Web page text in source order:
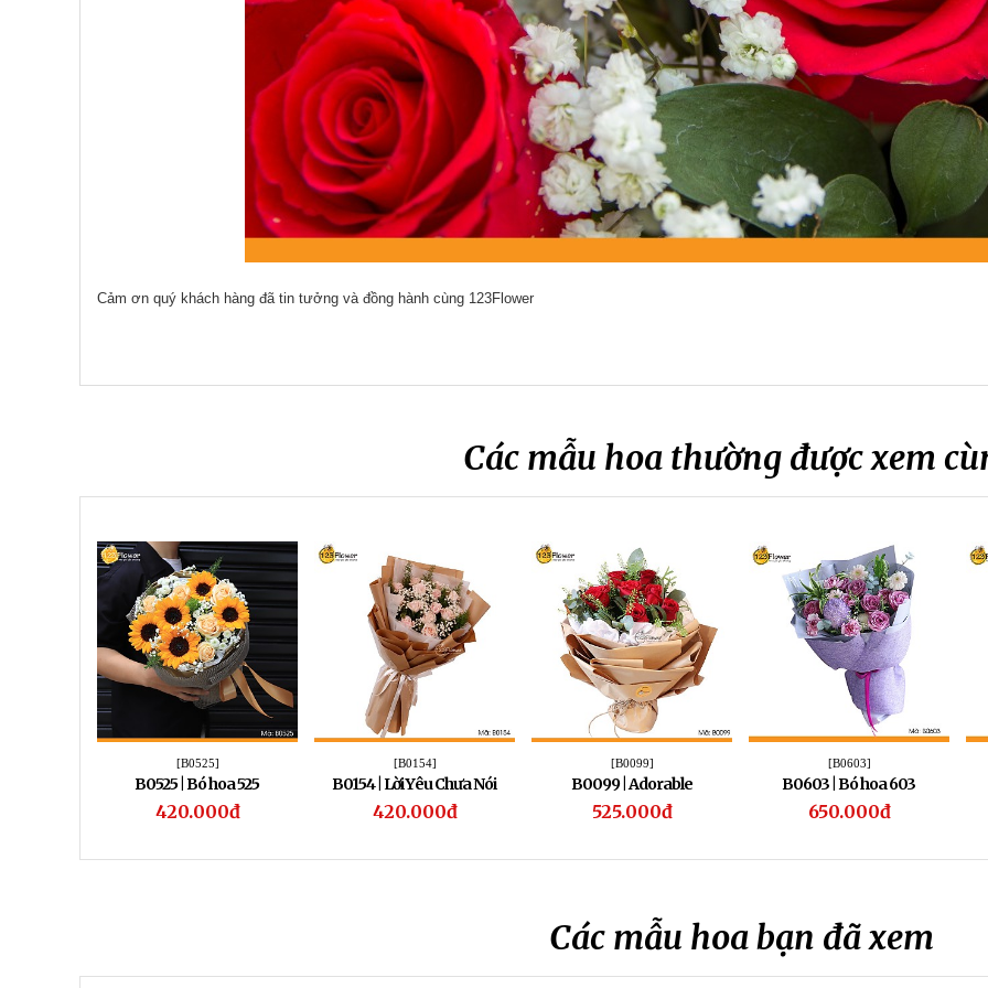
Cảm ơn quý khách hàng đã tin tưởng và đồng hành cùng 123Flower
Các mẫu hoa thường được xem
[B0525]
B0525 | Bó hoa 525
420.000đ
[B0154]
B0154 | Lời Yêu Chưa Nói
420.000đ
[B0099]
B0099 | Adorable
525.000đ
[B0603]
B0603 | Bó hoa 603
650.000đ
Các mẫu hoa bạn đã xem